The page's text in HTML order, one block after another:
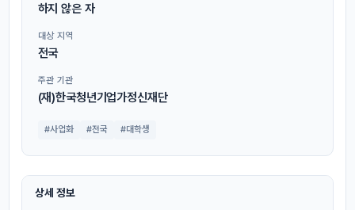
하지 않은 자
대상 지역
전국
주관 기관
(재)한국청년기업가정신재단
#사업화 #전국 #대학생
상세 정보